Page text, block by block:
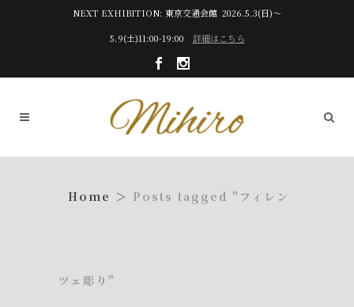
NEXT EXHIBITION: 東京交通会館 2026.5.3(日)～
5.9(土)11:00-19:00 詳細はこちら
Posts tagged "フィレン
ツェ彫り"